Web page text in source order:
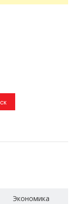
Экономика